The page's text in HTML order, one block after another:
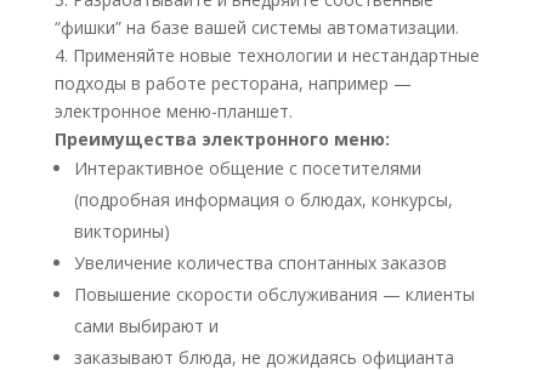
“фишки” на базе вашей системы автоматизации.
4. Применяйте новые технологии и нестандартные
подходы в работе ресторана, например —
электронное меню-планшет.
Преимущества электронного меню:
Интерактивное общение с посетителями
(подробная информация о блюдах, конкурсы,
викторины)
Увеличение количества спонтанных заказов
Повышение скорости обслуживания — клиенты
сами выбирают и
заказывают блюда, не дожидаясь официанта